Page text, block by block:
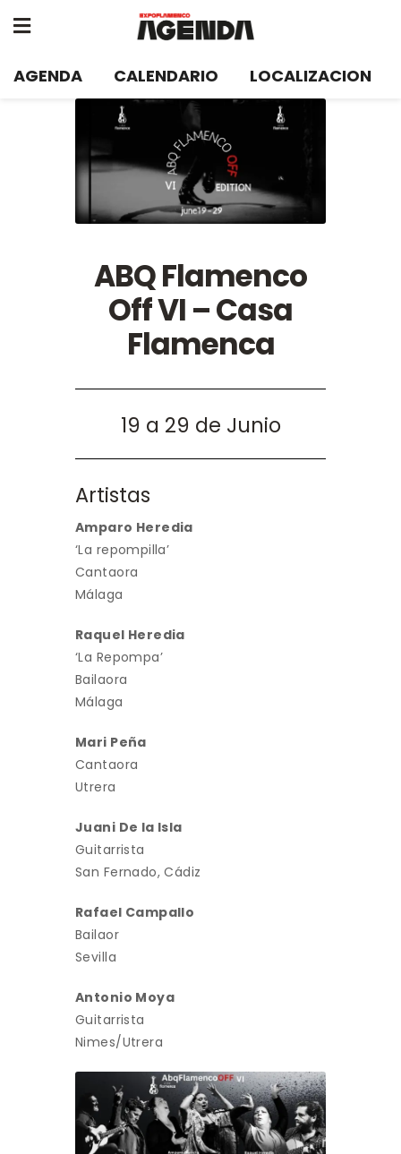
AGENDA CALENDARIO LOCALIZACION
ABQ Flamenco
Off VI – Casa
Flamenca
19 a 29 de Junio
Artistas
Amparo Heredia
‘La repompilla’
Cantaora
Málaga
Raquel Heredia
‘La Repompa’
Bailaora
Málaga
Mari Peña
Cantaora
Utrera
Juani De la Isla
Guitarrista
San Fernado, Cádiz
Rafael Campallo
Bailaor
Sevilla
Antonio Moya
Guitarrista
Nimes/Utrera